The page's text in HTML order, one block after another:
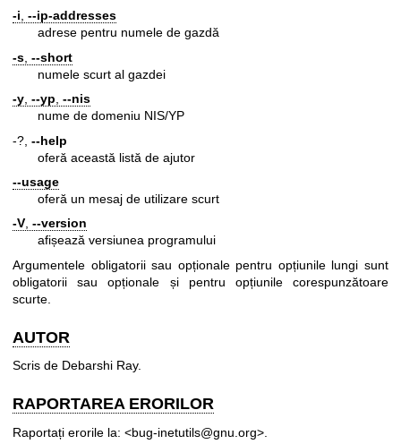
-i, --ip-addresses
adrese pentru numele de gazdă
-s --short
numele scurt al gazdei
-y, --yp, --nis
nume de domeniu NIS/YP
-?, --help
oferă această listă de ajutor
--usage
oferă un mesaj de utilizare scurt
-V, --version
afișează versiunea programului
Argumentele obligatorii sau opționale pentru opțiunile lungi sunt
obligatorii sau opționale și pentru opțiunile corespunzătoare
scurte.
AUTOR
Scris de Debarshi Ray.
RAPORTAREA ERORILOR
Raportați erorile la: <bug-inetutils@gnu.org>.